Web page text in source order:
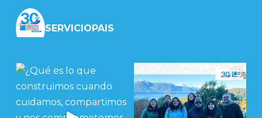
SERVICIOPAIS